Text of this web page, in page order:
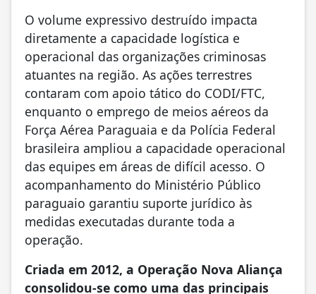
O volume expressivo destruído impacta
diretamente a capacidade logística e
operacional das organizações criminosas
atuantes na região. As ações terrestres
contaram com apoio tático do CODI/FTC,
enquanto o emprego de meios aéreos da
Força Aérea Paraguaia e da Polícia Federal
brasileira ampliou a capacidade operacional
das equipes em áreas de difícil acesso. O
acompanhamento do Ministério Público
paraguaio garantiu suporte jurídico às
medidas executadas durante toda a
operação.
Criada em 2012, a Operação Nova Aliança
consolidou-se como uma das principais